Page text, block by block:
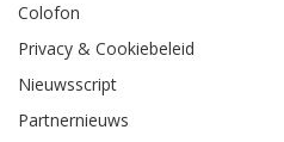
Colofon
Privacy & Cookiebeleid
Nieuwsscript
Partnernieuws